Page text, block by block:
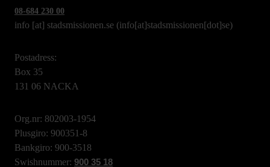
08-684 230 00
info [at] stadsmissionen.se (info[at]stadsmissionen[dot]se)
Postadress:
Box 35
131 06 NACKA
Org.nr: 802003-1954
Plusgiro: 900351-8
Bankgiro: 900-3518
Swishnummer: 900 35 18